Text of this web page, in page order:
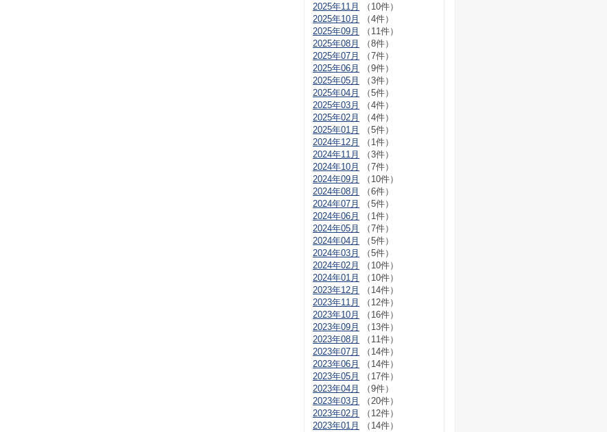
2025年11月
（10件）
2025年10月
（4件）
2025年09月
（11件）
2025年08月
（8件）
2025年07月
（7件）
2025年06月
（9件）
2025年05月
（3件）
2025年04月
（5件）
2025年03月
（4件）
2025年02月
（4件）
2025年01月
（5件）
2024年12月
（1件）
2024年11月
（3件）
2024年10月
（7件）
2024年09月
（10件）
2024年08月
（6件）
2024年07月
（5件）
2024年06月
（1件）
2024年05月
（7件）
2024年04月
（5件）
2024年03月
（5件）
2024年02月
（10件）
2024年01月
（10件）
2023年12月
（14件）
2023年11月
（12件）
2023年10月
（16件）
2023年09月
（13件）
2023年08月
（11件）
2023年07月
（14件）
2023年06月
（14件）
2023年05月
（17件）
2023年04月
（9件）
2023年03月
（20件）
2023年02月
（12件）
2023年01月
（14件）